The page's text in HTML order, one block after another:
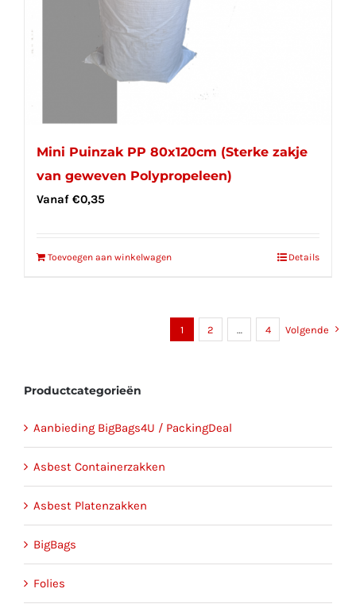
Mini Puinzak PP 80x120cm (Sterke zakje
van geweven Polypropeleen)
Vanaf €0,35
Toevoegen aan winkelwagen Details
1 2 … 4 Volgende
Productcategorieën
Aanbieding BigBags4U / PackingDeal
Asbest Containerzakken
Asbest Platenzakken
BigBags
Folies